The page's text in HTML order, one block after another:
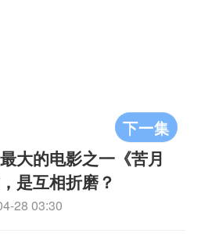
下一集
大的电影之一《苦月
是互相折磨？
28 03:30